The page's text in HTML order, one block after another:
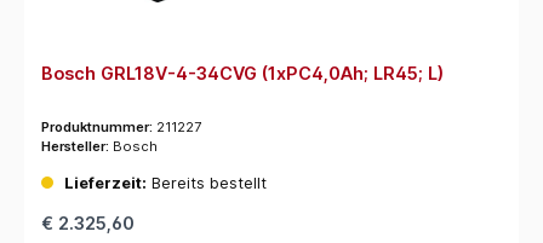
Bosch GRL18V-4-34CVG (1xPC4,0Ah; LR45; L)
Produktnummer: 211227
Hersteller: Bosch
Lieferzeit: Bereits bestellt
€ 2.325,60